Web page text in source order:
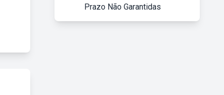
Prazo Não Garantidas